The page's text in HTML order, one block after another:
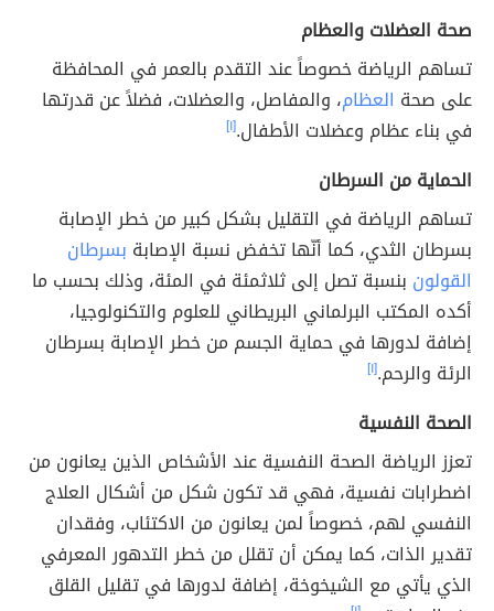
صحة العضلات والعظام
تساهم الرياضة خصوصاً عند التقدم بالعمر في المحافظة
على صحة العظام، والمفاصل، والعضلات، فضلاً عن قدرتها
في بناء عظام وعضلات الأطفال.[١]
الحماية من السرطان
تساهم الرياضة في التقليل بشكل كبير من خطر الإصابة
بسرطان الثدي، كما أنّها تخفض نسبة الإصابة بسرطان
القولون بنسبة تصل إلى ثلاثمئة في المئة، وذلك بحسب ما
أكده المكتب البرلماني البريطاني للعلوم والتكنولوجيا،
إضافة لدورها في حماية الجسم من خطر الإصابة بسرطان
الرئة والرحم.[١]
الصحة النفسية
تعزز الرياضة الصحة النفسية عند الأشخاص الذين يعانون من
اضطرابات نفسية، فهي قد تكون شكل من أشكال العلاج
النفسي لهم، خصوصاً لمن يعانون من الاكتئاب، وفقدان
تقدير الذات، كما يمكن أن تقلل من خطر التدهور المعرفي
الذي يأتي مع الشيخوخة، إضافة لدورها في تقليل القلق